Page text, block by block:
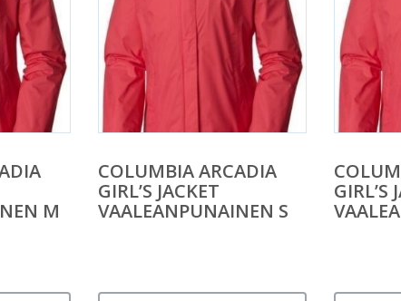
M
COLUMBIA ARCADIA
GIRL’S JACKET
VAALEANPUNAINEN S
GIRL’S